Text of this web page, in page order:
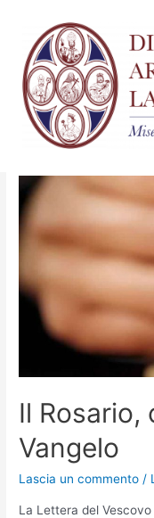
Mese:
Il Rosario,
Vangelo
Lascia un commento /
La Lettera del